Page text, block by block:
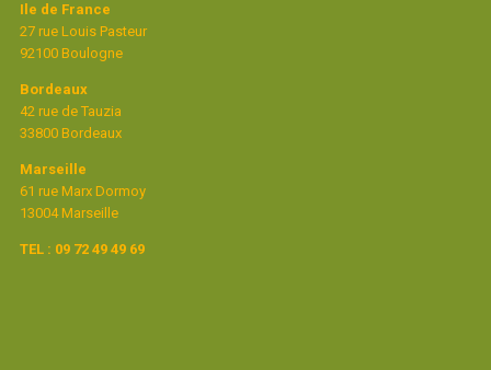
Ile de France
27 rue Louis Pasteur
92100 Boulogne
Bordeaux
42 rue de Tauzia
33800 Bordeaux
Marseille
61 rue Marx Dormoy
13004 Marseille
TEL : 09 72 49 49 69